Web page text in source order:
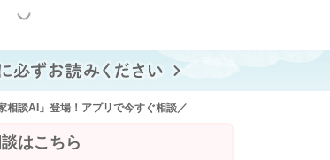
と見る
相談AI」登場！アプリで今すぐ相談／
はこちら